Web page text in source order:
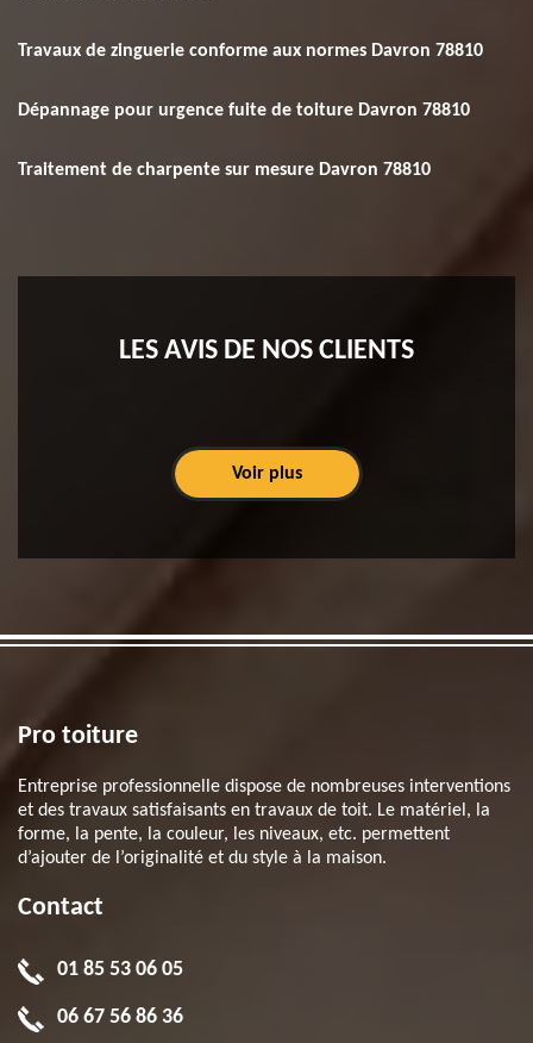
Travaux de zinguerie conforme aux normes Davron 78810
Dépannage pour urgence fuite de toiture Davron 78810
Traitement de charpente sur mesure Davron 78810
LES AVIS DE NOS CLIENTS
Voir plus
Pro toiture
Entreprise professionnelle dispose de nombreuses interventions
et des travaux satisfaisants en travaux de toit. Le matériel, la
forme, la pente, la couleur, les niveaux, etc. permettent
d’ajouter de l’originalité et du style à la maison.
Contact
01 85 53 06 05
06 67 56 86 36